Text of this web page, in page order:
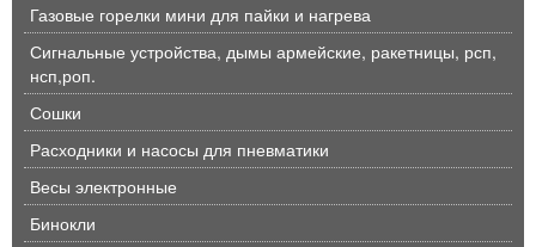
Газовые горелки мини для пайки и нагрева
Сигнальные устройства, дымы армейские, ракетницы, рсп,
нсп,роп.
Сошки
Расходники и насосы для пневматики
Весы электронные
Бинокли